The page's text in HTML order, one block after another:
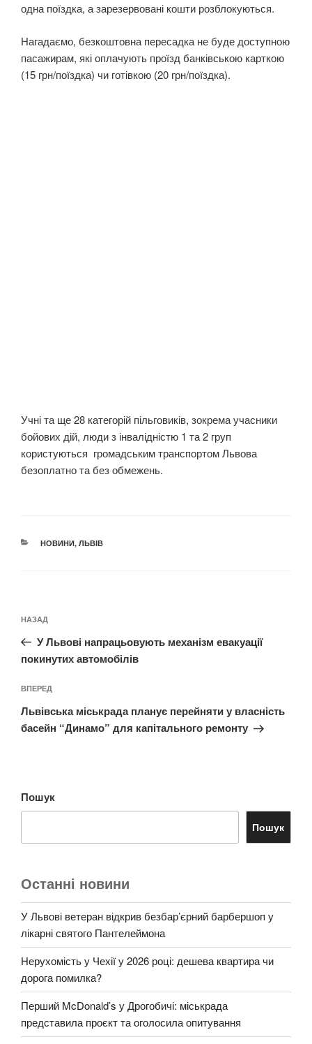
одна поїздка, а зарезервовані кошти розблокуються.
Нагадаємо, безкоштовна пересадка не буде доступною
пасажирам, які оплачують проїзд банківською карткою
(15 грн/поїздка) чи готівкою (20 грн/поїздка).
Учні та ще 28 категорій пільговиків, зокрема учасники
бойових дій, люди з інвалідністю 1 та 2 груп
користуються громадським транспортом Львова
безоплатно та без обмежень.
КАТЕГОРІЇ
НОВИНИ, ЛЬВІВ
записів
Попередній
запис:
НАЗАД
У Львові напрацьовують механізм евакуації
покинутих автомобілів
Наступний
запис
ВПЕРЕД
Львівська міськрада планує перейняти у власність
басейн “Динамо” для капітального ремонту
Пошук
Пошук
Останні новини
У Львові ветеран відкрив безбар’єрний барбершоп у
лікарні святого Пантелеймона
Нерухомість у Чехії у 2026 році: дешева квартира чи
дорога помилка?
Перший McDonald’s у Дрогобичі: міськрада
представила проєкт та оголосила опитування